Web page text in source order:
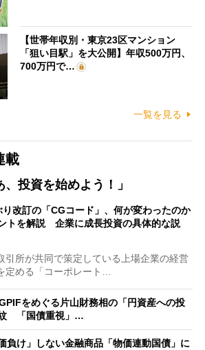
【世帯年収別・東京23区マンション
「狙い目駅」を大公開】年収500万円、
700万円で…
一覧を見る
載
投資を始めよう！」
り改訂の「CGコード」、何が変わったのか
トを解説 企業に成長投資の具体的な説
所が共同で策定している上場企業の経営
定める「コーポレート…
をめぐる片山財務相の「円資産への投
「国債重視」…
負け」しない金融商品「物価連動国債」に